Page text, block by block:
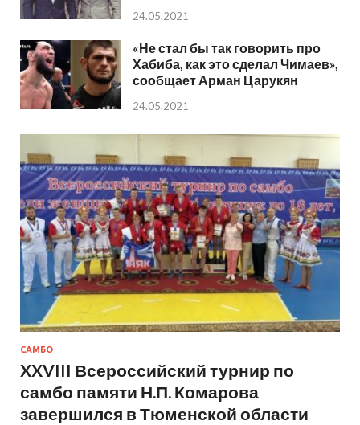
24.05.2021
«Не стал бы так говорить про
Хабиба, как это сделал Чимаев»,
сообщает Арман Царукян
24.05.2021
САМБО
XXVIII Всероссийский турнир по
самбо памяти Н.П. Комарова
завершился в Тюменской области